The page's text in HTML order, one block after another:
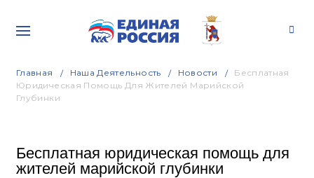
Главная Наша Деятельность Новости
Бесплатная
Юридическая Помощь Для Жителей Марийской
Глубинки
Бесплатная юридическая помощь для
жителей марийской глубинки